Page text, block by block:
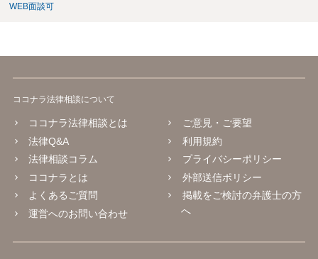
WEB面談可
ココナラ法律相談について
ココナラ法律相談とは
法律Q&A
法律相談コラム
ココナラとは
よくあるご質問
運営へのお問い合わせ
ご意見・ご要望
利用規約
プライバシーポリシー
外部送信ポリシー
掲載をご検討の弁護士の方
へ